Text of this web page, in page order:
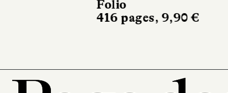
Folio
416 pages, 9,90 €